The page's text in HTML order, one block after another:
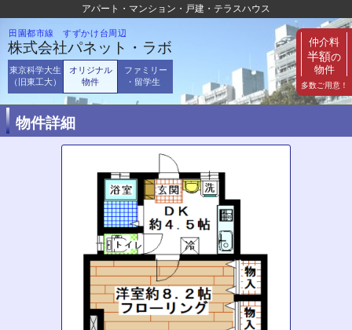
アパート・マンション・戸建・テラスハウス
田園都市線 すずかけ台周辺
株式会社パネット・ラボ
東京科学大生
（旧東工大）
オリジナル
物件
ファミリー
・留学生
仲介料
半額の
物件
多数ご用意！
物件詳細